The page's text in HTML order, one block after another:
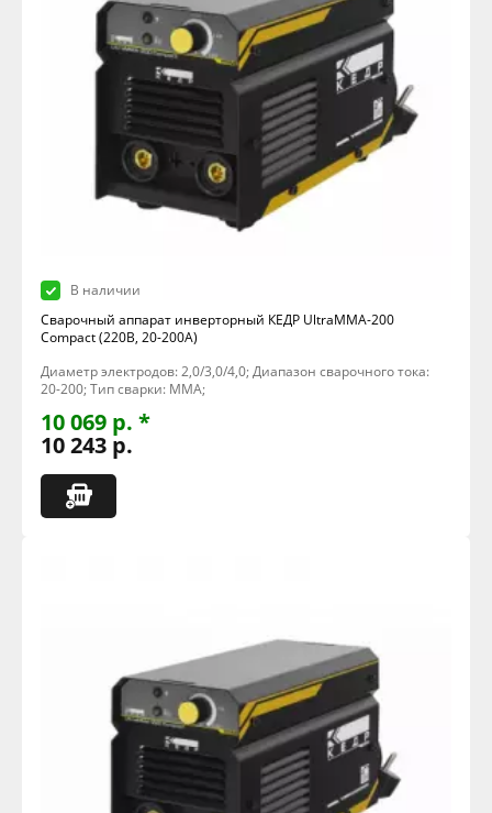
В наличии
Сварочный аппарат инверторный КЕДР UltraMMA-200
Compact (220В, 20-200А)
Диаметр электродов: 2,0/3,0/4,0; Диапазон сварочного тока:
20-200; Тип сварки: MMA;
10 069 р. *
10 243 р.